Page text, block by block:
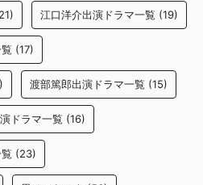
江口洋介出演ドラマ一覧 (19)
(17)
渡部篤郎出演ドラマ一覧 (15)
ドラマ一覧 (16)
(23)